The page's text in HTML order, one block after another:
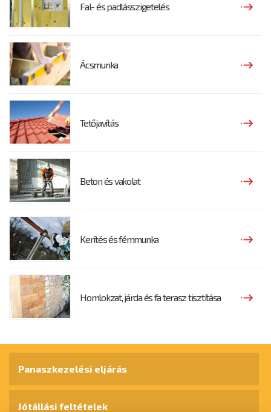
Fal- és padlásszigetelés
Ácsmunka
Tetőjavítás
Beton és vakolat
Kerítés és fémmunka
Homlokzat, járda és fa terasz tisztítása
Panaszkezelési eljárás
Jótállási feltételek